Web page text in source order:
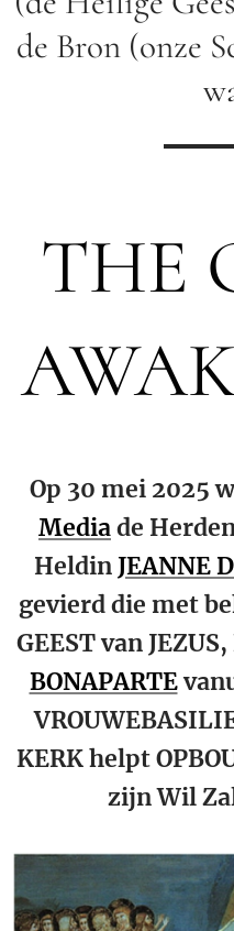
de Bron (onze
THE
Op 30 mei 2025
Mediade
Heldin JEANNE
gevierd die met
GEEST van
BONAPARTE
KERK helpt
zijn Wil